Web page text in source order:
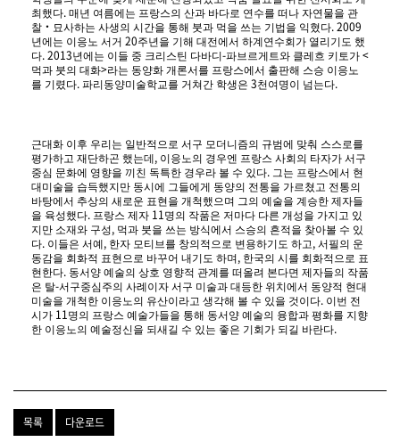
최했다. 매년 여름에는 프랑스의 산과 바다로 연수를 떠나 자연물을 관
찰 ‧ 묘사하는 사생의 시간을 통해 붓과 먹을 쓰는 기법을 익혔다. 2009
년에는 이응노 서거 20주년을 기해 대전에서 하계연수회가 열리기도 했
다. 2013년에는 이들 중 크리스틴 다바디 -파브르게트와 클레흐 키토가 <
먹과 붓의 대화>라는 동양화 개론서를 프랑스에서 출판해 스승 이응노
를 기렸다. 파리동양미술학교를 거쳐간 학생은 3천여명이 넘는다.
근대화 이후 우리는 일반적으로 서구 모더니즘의 규범에 맞춰 스스로를
평가하고 재단하곤 했는데 , 이응노의 경우엔 프랑스 사회의 타자가 서구
중심 문화에 영향을 끼친 독특한 경우라 볼 수 있다. 그는 프랑스에서 현
대미술을 습득했지만 동시에 그들에게 동양의 전통을 가르쳤고 전통의
바탕에서 추상의 새로운 표현을 개척했으며 그의 예술을 계승한 제자들
을 육성했다. 프랑스 제자 11명의 작품은 저마다 다른 개성을 가지고 있
지만 소재와 구성, 먹과 붓을 쓰는 방식에서 스승의 흔적을 찾아볼 수 있
다. 이들은 서예 , 한자 모티브를 창의적으로 변용하기도 하고, 서필의 운
동감을 회화적 표현으로 바꾸어 내기도 하며 , 한국의 시를 회화적으로 표
현한다. 동서양 예술의 상호 영향적 관계를 떠올려 본다면 제자들의 작품
은 탈-서구중심주의 사례이자 서구 미술과 대등한 위치에서 동양적 현대
미술을 개척한 이응노의 유산이라고 생각해 볼 수 있을 것이다. 이번 전
시가 11명의 프랑스 예술가들을 통해 동서양 예술의 융합과 평화를 지향
한 이응노의 예술정신을 되새길 수 있는 좋은 기회가 되길 바란다.
목록 다운로드